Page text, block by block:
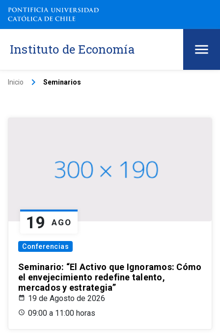
Instituto de Economía
Inicio keyboard_arrow_right Seminarios
19 AGO
Conferencias
Seminario: “El Activo que Ignoramos: Cómo
el envejecimiento redefine talento,
mercados y estrategia”
19 de Agosto de 2026
09:00 a 11:00 horas